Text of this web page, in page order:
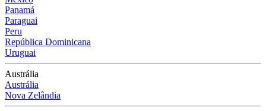
Panamá
Paraguai
Peru
República Dominicana
Uruguai
Austrália
Austrália
Nova Zelândia